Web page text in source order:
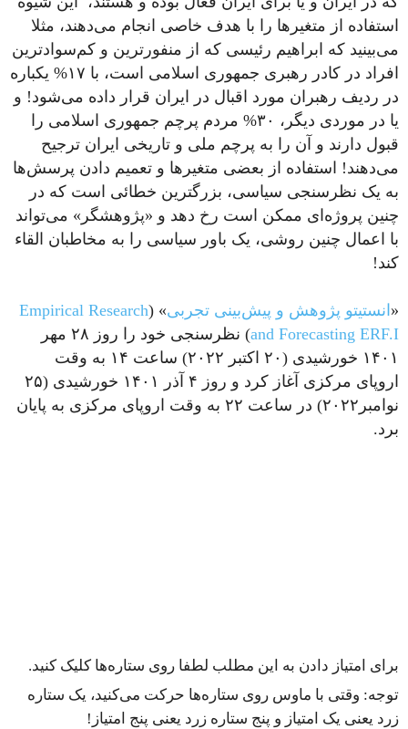
استفاده از متغیرها را با هدف خاصی انجام می‌دهند، مثلا
می‌بینید که ابراهیم رئیسی که از منفورترین و کم‌سوادترین
افراد در کادر رهبری جمهوری اسلامی است، با ۱۷% یکباره
در ردیف رهبران مورد اقبال در ایران قرار داده می‌شود! و
یا در موردی دیگر، ۳۰% مردم پرچم جمهوری اسلامی را
قبول دارند و آن را به پرچم ملی و تاریخی ایران ترجیح
می‌دهند! استفاده از بعضی متغیرها و تعمیم دادن پرسش‌ها
به یک نظرسنجی سیاسی، بزرگترین خطائی است که در
چنین پروژه‌ای ممکن است رخ دهد و «پژوهشگر» می‌تواند
با اعمال چنین روشی، یک باور سیاسی را به مخاطبان القاء
کند!
«انستیتو پژوهش و پیش‌بینی تجربی» (
Empirical Research
and Forecasting ERF.I
) نظرسنجی خود را روز ۲۸ مهر
۱۴۰۱ خورشیدی (۲۰ اکتبر ۲۰۲۲) ساعت ۱۴ به وقت
اروپای مرکزی آغاز کرد و روز ۴ آذر ۱۴۰۱ خورشیدی (۲۵
نوامبر۲۰۲۲) در ساعت ۲۲ به وقت اروپای مرکزی به پایان
برد.
برای امتیاز دادن به این مطلب لطفا روی ستاره‌ها کلیک کنید.
توجه: وقتی با ماوس روی ستاره‌ها حرکت می‌کنید، یک ستاره
زرد یعنی یک امتیاز و پنج ستاره زرد یعنی پنج امتیاز!